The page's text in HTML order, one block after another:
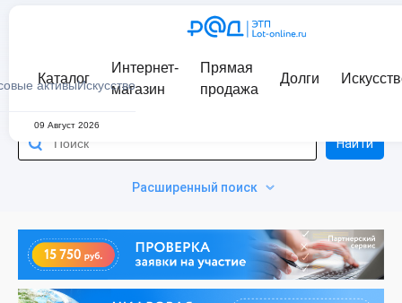
активыИскусство
Каталог
Интернет-
магазин
Прямая
продажа
Долги
09 Август 2026
Расширенный поиск
Найти